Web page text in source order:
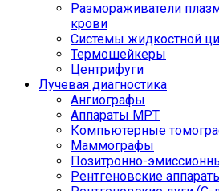
Размораживатели
крови
Системы жидкостной
Термошейкеры
Центрифуги
Лучевая диагностика
Ангиографы
Аппараты МРТ
Компьютерные
Маммографы
Позитронно-
Рентгеновские